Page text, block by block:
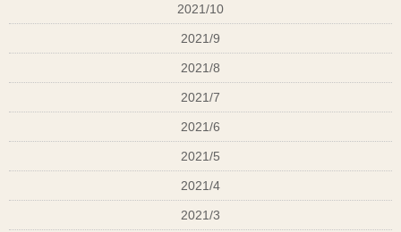
2021/10
2021/9
2021/8
2021/7
2021/6
2021/5
2021/4
2021/3